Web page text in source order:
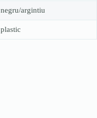
negru/argintiu
plastic